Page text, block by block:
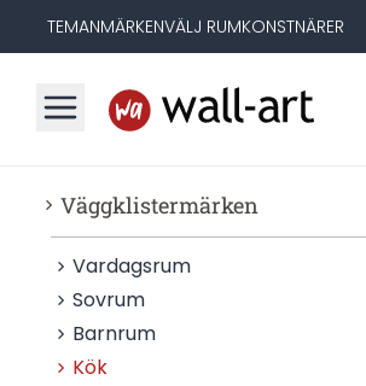
TEMANMÄRKENVÄLJ RUMKONSTNÄRER
Väggklistermärken
Vardagsrum
Sovrum
Barnrum
Kök